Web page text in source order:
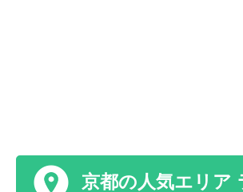
京都の人気エリア